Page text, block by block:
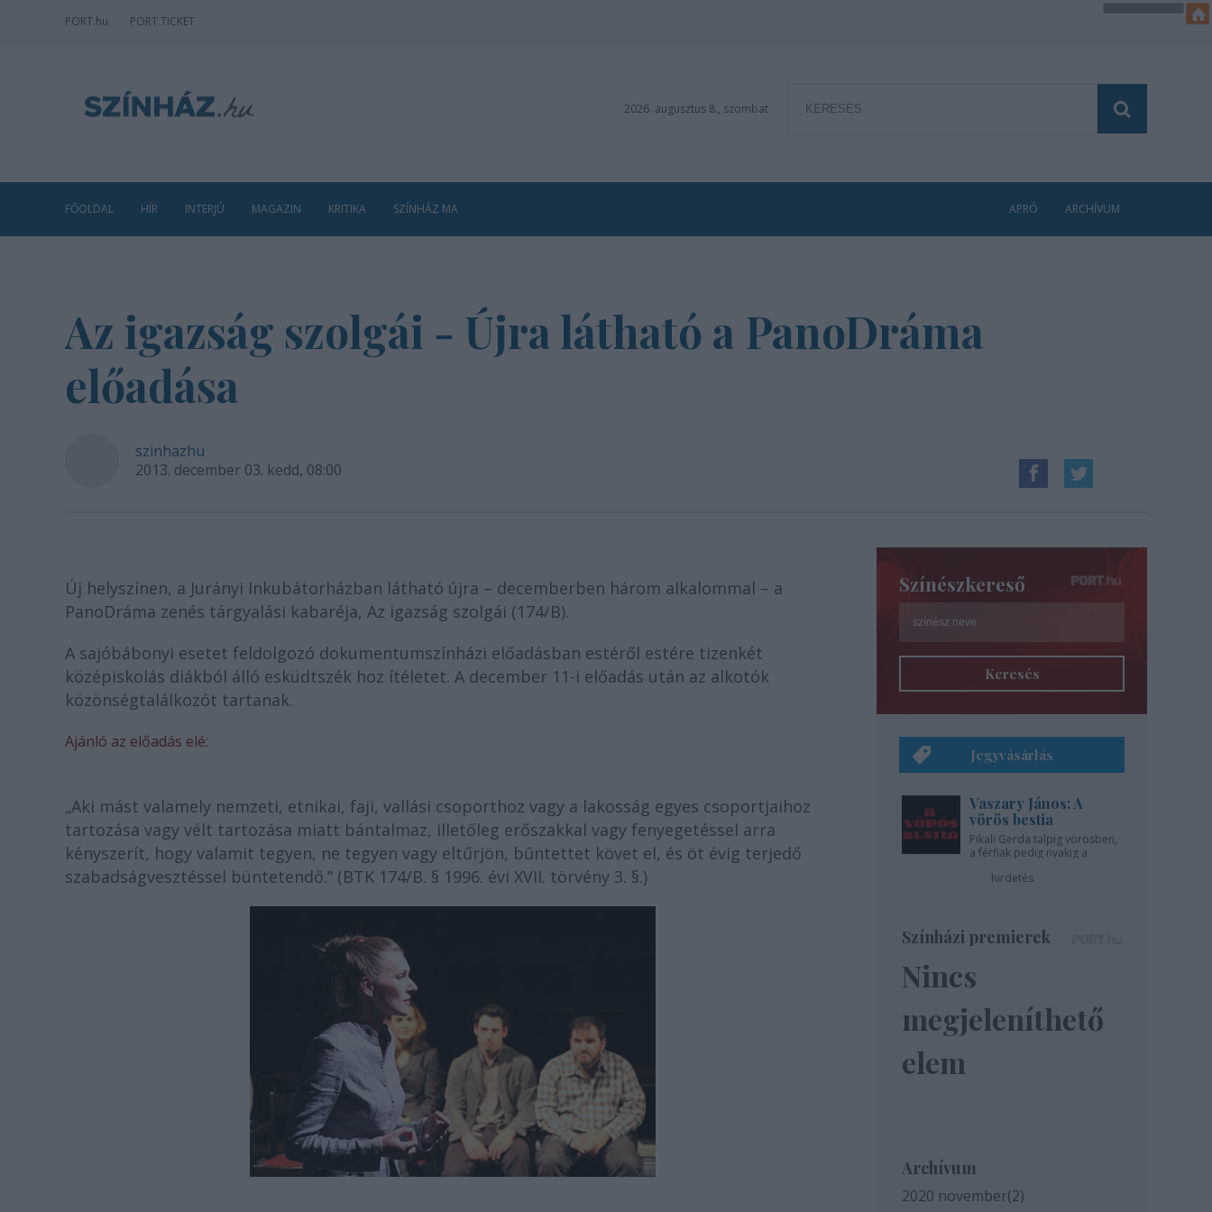
PORT.hu PORT TICKET
2026. augusztus 8., szombat
FŐOLDAL HÍR INTERJÚ MAGAZIN KRITIKA SZÍNHÁZ MA APRÓ ARCHÍVUM
Az igazság szolgái - Újra látható a PanoDráma
előadása
szinhazhu
2013. december 03. kedd, 08:00
Új helyszínen, a Jurányi Inkubátorházban látható újra – decemberben három alkalommal – a
PanoDráma zenés tárgyalási kabaréja, Az igazság szolgái (174/B).
A sajóbábonyi esetet feldolgozó dokumentumszínházi előadásban estéről estére tizenkét
középiskolás diákból álló esküdtszék hoz ítéletet. A december 11-i előadás után az alkotók
közönségtalálkozót tartanak.
Ajánló az előadás elé:
„Aki mást valamely nemzeti, etnikai, faji, vallási csoporthoz vagy a lakosság egyes csoportjaihoz
tartozása vagy vélt tartozása miatt bántalmaz, illetőleg erőszakkal vagy fenyegetéssel arra
kényszerít, hogy valamit tegyen, ne tegyen vagy eltűrjön, bűntettet követ el, és öt évig terjedő
szabadságvesztéssel büntetendő.” (BTK 174/B. § 1996. évi XVII. törvény 3. §.)
Színészkereső
Keresés
Jegyvásárlás
Vaszary János: A
vörös bestia
Pikali Gerda talpig vörösben,
a férfiak pedig nyakig a
hirdetés
Színházi premierek
Nincs
megjeleníthető
elem
Archívum
2020 november(2)